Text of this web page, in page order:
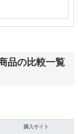
品の比較一覧
購入サイト